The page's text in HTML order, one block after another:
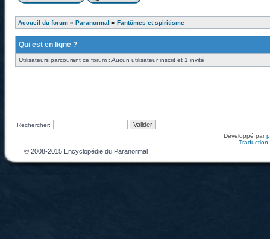
Accueil du forum » Paranormal » Fantômes et spiritisme
Qui est en ligne ?
Utilisateurs parcourant ce forum : Aucun utilisateur inscrit et 1 invité
Rechercher:
Développé par
Traduction
© 2008-2015 Encyclopédie du Paranormal